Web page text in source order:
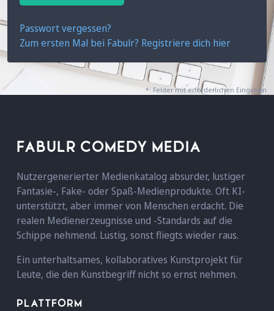
Passwort vergessen?
Zum ersten Mal bei Fabulr? Registriere dich hier
*: Felder mit erforderlichen Eingaben
FABULR COMEDY MEDIA
Nutzergenerierter Medienkatalog absurder, lustiger
Fantasie-, Fake- oder Spaß-Medienprodukte. Oft KI-
unterstützt, aber immer von Menschen erdacht. Die
realen Medienerzeugnisse und -Standards auf die
Schippe nehmend. Lustig, sonst fliegts wieder raus.
Ein unterhaltsames, kollaboratives Kunstprojekt für
Leute, die den Kunstbegriff nicht so ernst nehmen.
PLATTFORM